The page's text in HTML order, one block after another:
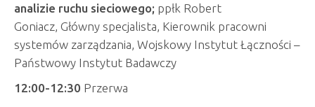
analizie ruchu sieciowego; ppłk Robert
Goniacz, Główny specjalista, Kierownik pracowni
systemów zarządzania, Wojskowy Instytut Łączności –
Państwowy Instytut Badawczy
12:00-12:30 Przerwa